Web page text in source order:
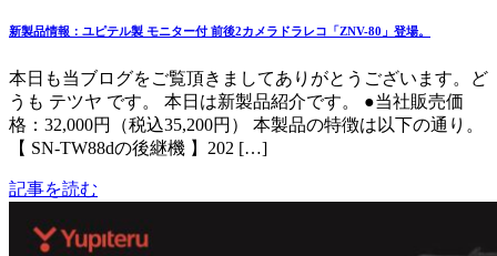
新製品情報：ユピテル製 モニター付 前後2カメラドラレコ「ZNV-80」登場。
本日も当ブログをご覧頂きましてありがとうございます。ど
うも テツヤ です。 本日は新製品紹介です。 ●当社販売価
格：32,000円（税込35,200円） 本製品の特徴は以下の通り。
【 SN-TW88dの後継機 】202 […]
記事を読む